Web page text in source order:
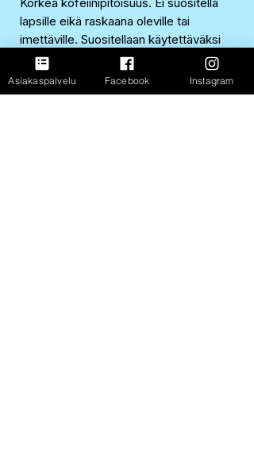
lapsille eikä raskaana oleville tai
imettäville. Suositellaan käytettäväksi
kohtuudella. Käyttösuositus enintään 2
tölkkiä päivässä.
Asiakaspalvelu Facebook Instagram